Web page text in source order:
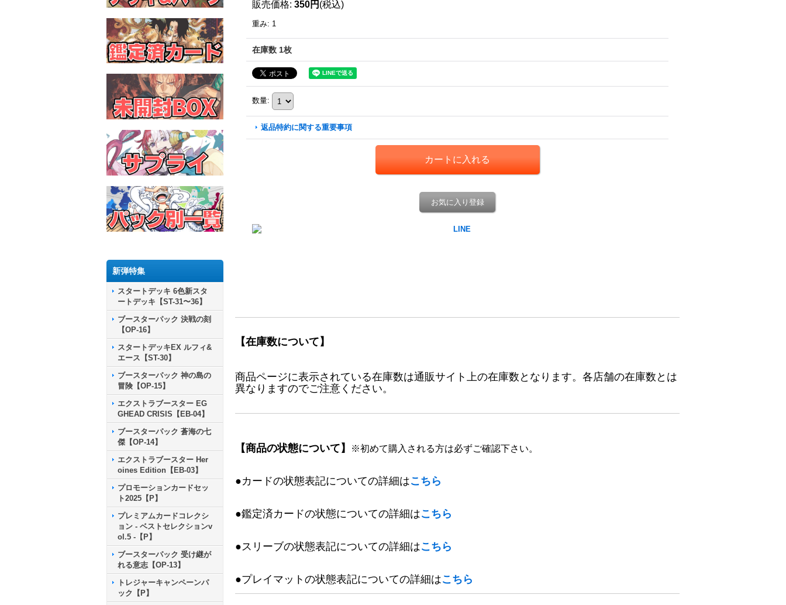
新弾特集
スタートデッキ 6色新スタ
ートデッキ【ST-31〜36】
ブースターパック 決戦の刻
【OP-16】
スタートデッキEX ルフィ&
エース【ST-30】
ブースターパック 神の島の
冒険【OP-15】
エクストラブースター EG
GHEAD CRISIS【EB-04】
ブースターパック 蒼海の七
傑【OP-14】
エクストラブースター Her
oines Edition【EB-03】
プロモーションカードセッ
ト2025【P】
プレミアムカードコレクシ
ョン - ベストセレクションv
ol.5 -【P】
ブースターパック 受け継が
れる意志【OP-13】
トレジャーキャンペーンパ
ック【P】
販売価格: 350円 (税込)
重み: 1
在庫数 1枚
数量:
返品特約に関する重要事項
お気に入り登録
【在庫数について】
商品ページに表示されている在庫数は通販サイト上の在庫数となります。各店舗の在庫数とは
異なりますのでご注意ください。
【商品の状態について】 ※初めて購入される方は必ずご確認下さい。
●カードの状態表記についての詳細はこちら
●鑑定済カードの状態についての詳細はこちら
●スリーブの状態表記についての詳細はこちら
●プレイマットの状態表記についての詳細はこちら